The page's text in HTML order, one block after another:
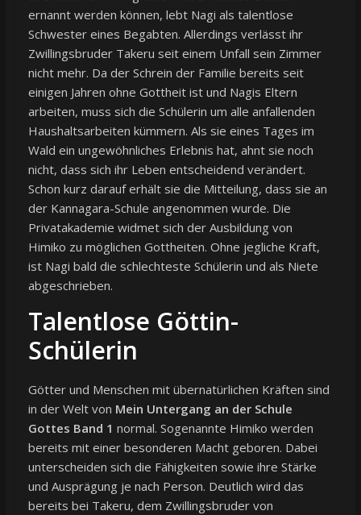
ernannt werden können, lebt Nagi als talentlose
Schwester eines Begabten. Allerdings verlässt ihr
Zwillingsbruder Takeru seit einem Unfall sein Zimmer
nicht mehr. Da der Schrein der Familie bereits seit
einigen Jahren ohne Gottheit ist und Nagis Eltern
arbeiten, muss sich die Schülerin um alle anfallenden
Haushaltsarbeiten kümmern. Als sie eines Tages im
Wald ein ungewöhnliches Erlebnis hat, ahnt sie noch
nicht, dass sich ihr Leben entscheidend verändert.
Schon kurz darauf erhält sie die Mitteilung, dass sie an
der Kannagara-Schule angenommen wurde. Die
Privatakademie widmet sich der Ausbildung von
Himiko zu möglichen Gottheiten. Ohne jegliche Kraft,
ist Nagi bald die schlechteste Schülerin und als Niete
abgeschrieben.
Talentlose Göttin-
Schülerin
Götter und Menschen mit übernatürlichen Kräften sind
in der Welt von Mein Untergang an der Schule
Gottes Band 1 normal. Sogenannte Himiko werden
bereits mit einer besonderen Macht geboren. Dabei
unterscheiden sich die Fähigkeiten sowie ihre Stärke
und Ausprägung je nach Person. Deutlich wird das
bereits bei Takeru, dem Zwillingsbruder von